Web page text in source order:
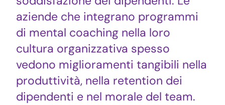
aziende che integrano programmi
di mental coaching nella loro
cultura organizzativa spesso
vedono miglioramenti tangibili nella
produttività, nella retention dei
dipendenti e nel morale del team.